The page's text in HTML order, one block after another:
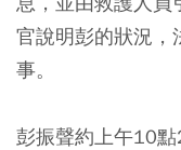
官說明彭的狀況，
事。
彭振聲約上午10